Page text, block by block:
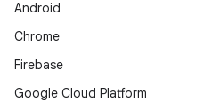
Android
Chrome
Firebase
Google Cloud Platform